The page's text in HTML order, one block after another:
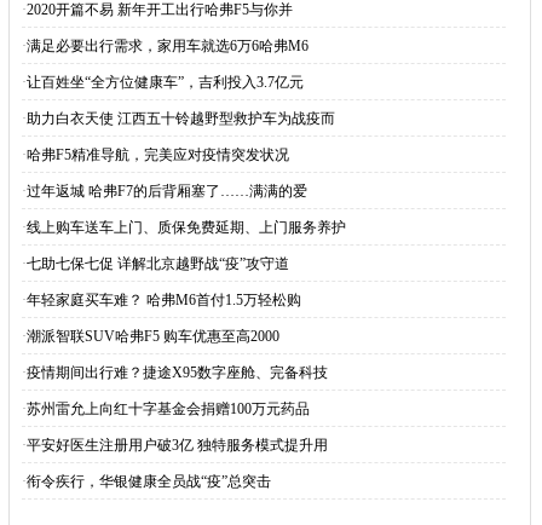
·2020开篇不易 新年开工出行哈弗F5与你并
·满足必要出行需求，家用车就选6万6哈弗M6
·让百姓坐“全方位健康车”，吉利投入3.7亿元
·助力白衣天使 江西五十铃越野型救护车为战疫而
·哈弗F5精准导航，完美应对疫情突发状况
·过年返城 哈弗F7的后背厢塞了……满满的爱
·线上购车送车上门、质保免费延期、上门服务养护
·七助七保七促 详解北京越野战“疫”攻守道
·年轻家庭买车难？ 哈弗M6首付1.5万轻松购
·潮派智联SUV哈弗F5 购车优惠至高2000
·疫情期间出行难？捷途X95数字座舱、完备科技
·苏州雷允上向红十字基金会捐赠100万元药品
·平安好医生注册用户破3亿 独特服务模式提升用
·衔令疾行，华银健康全员战“疫”总突击